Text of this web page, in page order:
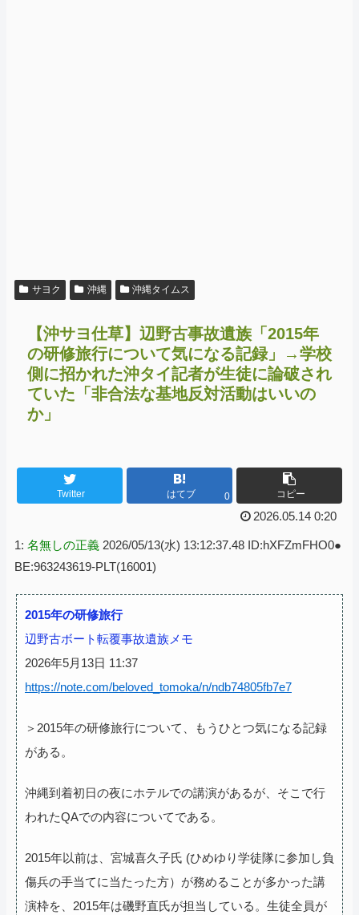
サヨク 沖縄 沖縄タイムス
【沖サヨ仕草】辺野古事故遺族「2015年
の研修旅行について気になる記録」→学校
側に招かれた沖タイ記者が生徒に論破され
ていた「非合法な基地反対活動はいいの
か」
Twitter はてブ 0 コピー
2026.05.14 0:20
1: 名無しの正義 2026/05/13(水) 13:12:37.48 ID:hXFZmFHO0●
BE:963243619-PLT(16001)
2015年の研修旅行
辺野古ボート転覆事故遺族メモ
2026年5月13日 11:37
https://note.com/beloved_tomoka/n/ndb74805fb7e7
＞2015年の研修旅行について、もうひとつ気になる記録
がある。
沖縄到着初日の夜にホテルでの講演があるが、そこで行
われたQAでの内容についてである。
2015年以前は、宮城喜久子氏 (ひめゆり学徒隊に参加し負
傷兵の手当てに当たった方）が務めることが多かった講
演枠を、2015年は磯野直氏が担当している。生徒全員が